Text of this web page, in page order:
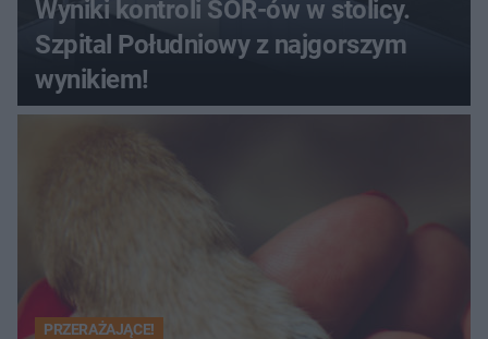
Wyniki kontroli SOR-ów w stolicy.
Szpital Południowy z najgorszym
wynikiem!
PRZERAŻAJĄCE!